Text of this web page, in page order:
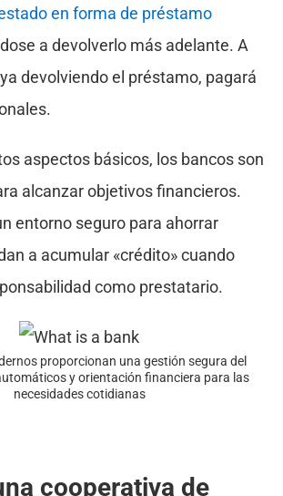
en forma de préstamo
a devolverlo más adelante. A
devolviendo el préstamo, pagará
aspectos básicos, los bancos son
alcanzar objetivos financieros.
entorno seguro para ahorrar
a acumular «crédito» cuando
como prestatario.
proporcionan una gestión segura del
y orientación financiera para las
necesidades cotidianas
cooperativa de